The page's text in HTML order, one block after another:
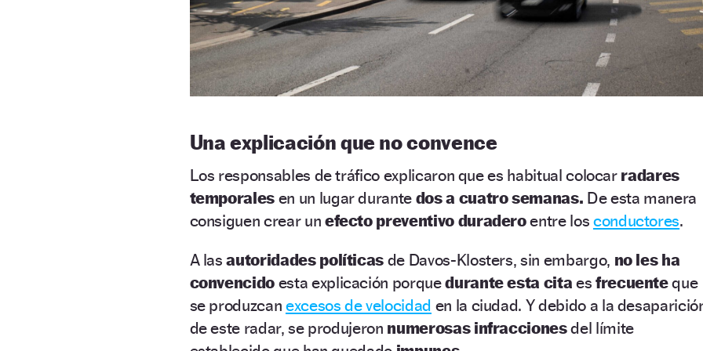
Una explicación que no convence
Los responsables de tráfico explicaron que es habitual colocar radares
temporales en un lugar durante dos a cuatro semanas. De esta manera
consiguen crear un efecto preventivo duraderoentre los conductores.
A lasautoridades políticas de Davos-Klosters, sin embargo, no les ha
convencido esta explicación porquedurante esta cita es frecuenteque
se produzcan excesos de velocidad en la ciudad. Y debido a la
de este radar, se produjeron numerosas infraccionesdel límite